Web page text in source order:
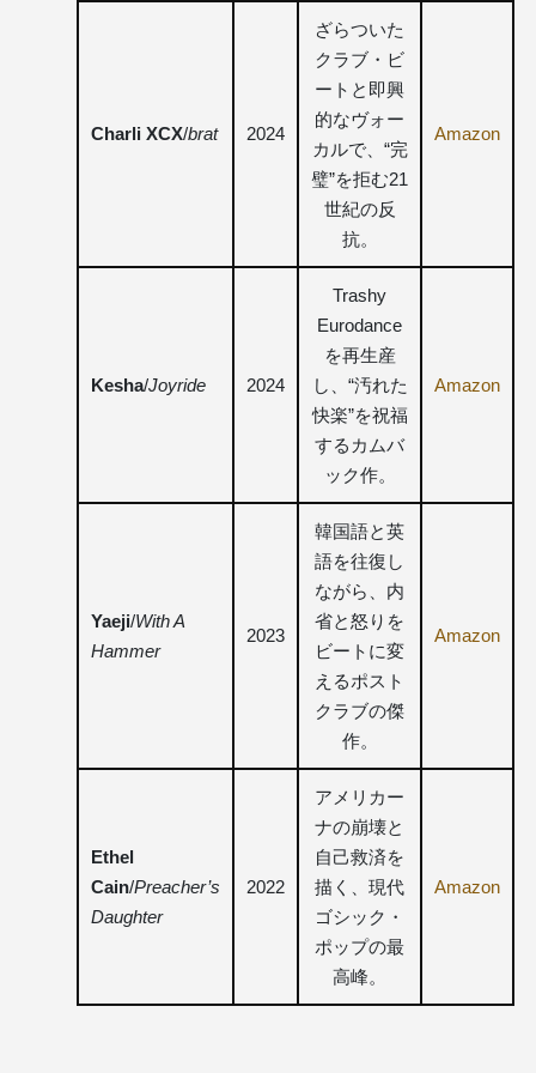
Charli XCX/brat 2024
ざらついた
クラブ・ビ
ートと即興
的なヴォー
カルで、“完
璧”を拒む21
世紀の反
抗。
Amazon
Kesha/Joyride 2024
Trashy
Eurodance
を再生産
し、“汚れた
快楽”を祝福
するカムバ
ック作。
Amazon
Yaeji/With A
Hammer
2023
韓国語と英
語を往復し
ながら、内
省と怒りを
ビートに変
えるポスト
クラブの傑
作。
Amazon
Ethel
Cain/Preacher’s
Daughter
2022
アメリカー
ナの崩壊と
自己救済を
描く、現代
ゴシック・
ポップの最
高峰。
Amazon